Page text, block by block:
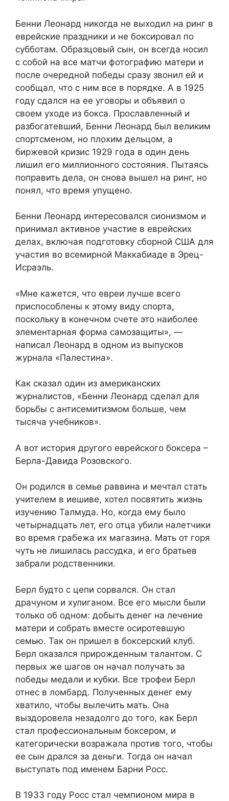
Бенни Леонард никогда не выходил на ринг в
еврейские праздники и не боксировал по
субботам. Образцовый сын, он всегда носил
с собой на все матчи фотографию матери и
после очередной победы сразу звонил ей и
сообщал, что с ним все в порядке. А в 1925
году сдался на ее уговоры и объявил о
своем уходе из бокса. Прославленный и
разбогатевший, Бенни Леонард был великим
спортсменом, но плохим дельцом, а
биржевой кризис 1929 года в один день
лишил его миллионного состояния. Пытаясь
поправить дела, он снова вышел на ринг, но
понял, что время упущено.
Бенни Леонард интересовался сионизмом и
принимал активное участие в еврейских
делах, включая подготовку сборной США для
участия во всемирной Маккабиаде в Эрец-
Исраэль.
«Мне кажется, что евреи лучше всего
приспособлены к этому виду спорта,
поскольку в конечном счете это наиболее
элементарная форма самозащиты», —
написал Леонард в одном из выпусков
журнала «Палестина».
Как сказал один из американских
журналистов, «Бенни Леонард сделал для
борьбы с антисемитизмом больше, чем
тысяча учебников».
А вот история другого еврейского боксера –
Берла-Давида Розовского.
Он родился в семье раввина и мечтал стать
учителем в иешиве, хотел посвятить жизнь
изучению Талмуда. Но, когда ему было
четырнадцать лет, его отца убили налетчики
во время грабежа их магазина. Мать от горя
чуть не лишилась рассудка, и его братьев
забрали родственники.
Берл будто с цепи сорвался. Он стал
драчуном и хулиганом. Все его мысли были
только об одном: добыть денег на лечение
матери и собрать вместе осиротевшую
семью. Так он пришел в боксерский клуб.
Берл оказался прирожденным талантом. С
первых же шагов он начал получать за
победы медали и кубки. Все трофеи Берл
отнес в ломбард. Полученных денег ему
хватило, чтобы вылечить мать. Она
выздоровела незадолго до того, как Берл
стал профессиональным боксером, и
категорически возражала против того, чтобы
ее сын дрался за деньги. Тогда он начал
выступать под именем Барни Росс.
В 1933 году Росс стал чемпионом мира в